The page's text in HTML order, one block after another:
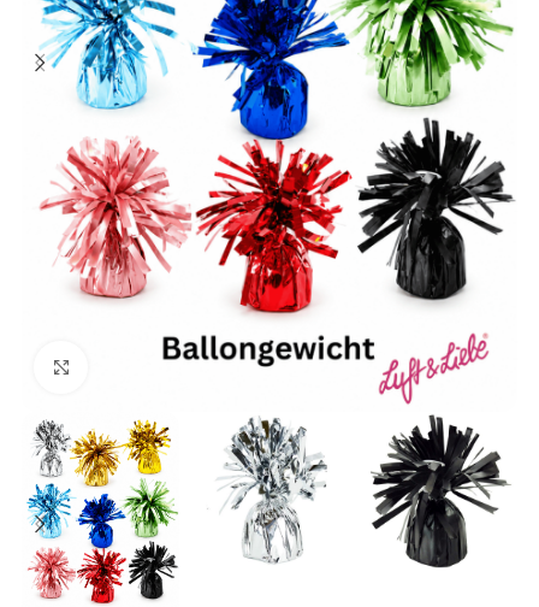
Klick zum Vergrößern